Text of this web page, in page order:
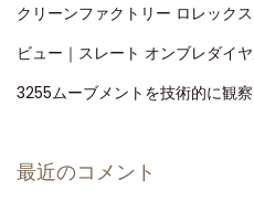
クリーンファクトリー ロレック
ビュー｜スレート オンブレダイ
3255ムーブメントを技術的に観察
最近のコメント